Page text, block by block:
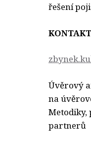
řešení
Úvěrový
na
Metodiky,
partnerů